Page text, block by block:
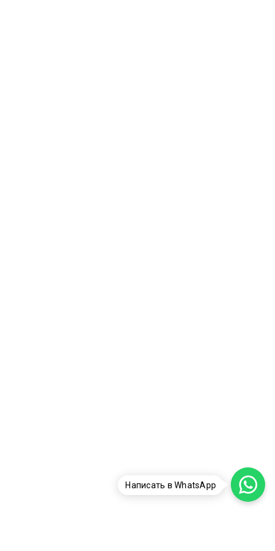
Написать в WhatsApp